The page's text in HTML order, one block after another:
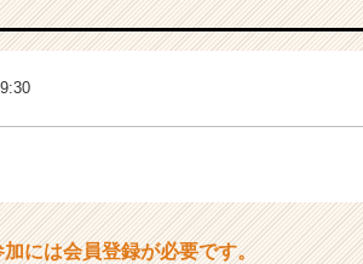
には会員登録が必要です。